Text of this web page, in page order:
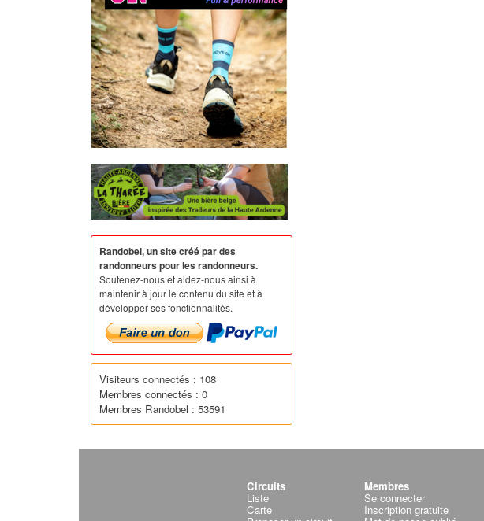
Randobel, un site créé par des
randonneurs pour les randonneurs.
Soutenez-nous et aidez-nous ainsi à
maintenir à jour le contenu du site et à
développer ses fonctionnalités.
Visiteurs connectés : 108
Membres connectés : 0
Membres Randobel : 53591
Circuits
Liste
Carte
Membres
Se connecter
Inscription gratuite